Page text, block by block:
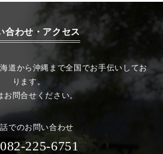
合わせ・アクセス
道から沖縄まで全国でお手伝いしてお
ります。
お問合せください。
でのお問い合わせ
225-6751